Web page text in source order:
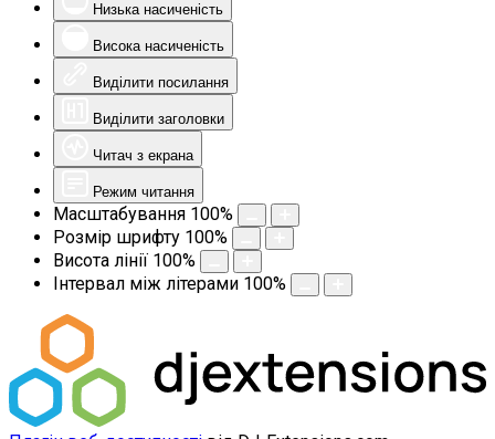
Низька насиченість
Висока насиченість
Виділити посилання
Виділити заголовки
Читач з екрана
Режим читання
Масштабування 100%
Розмір шрифту 100%
Висота лінії 100%
Інтервал між літерами 100%